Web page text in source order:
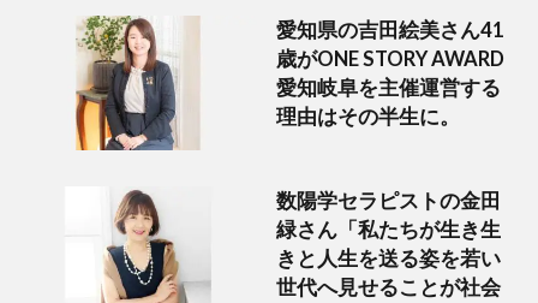
愛知県の吉田絵美さん41
歳がONE STORY AWARD
愛知岐阜を主催運営する
理由はその半生に。
数陽学セラピストの金田
緑さん「私たちが生き生
きと人生を送る姿を若い
世代へ見せることが社会